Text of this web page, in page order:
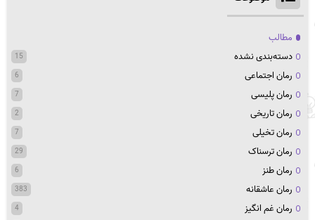
مطالب
دسته‌بندی نشده
15
رمان اجتماعی 6
رمان پلیسی 7
رمان تاریخی 2
رمان تخیلی 7
رمان ترسناک 29
رمان طنز 6
رمان عاشقانه 383
رمان غم انگیز 4